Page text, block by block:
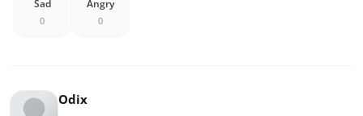
Sad
0
Angry
0
Odix